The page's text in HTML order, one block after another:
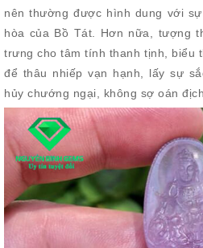
nên thường được hình dung với
hòa của Bồ Tát. Hơn nữa, tượng
trưng cho tâm tính thanh tịnh, biểu
để thâu nhiếp vạn hạnh, lấy sự
hủy chướng ngại, không sợ oán địch.